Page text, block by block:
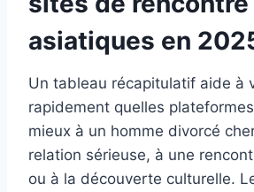
asiatiques en
Un tableau récapitulatif aide à
rapidement quelles
mieux à un homme divorcé
relation sérieuse, à une
ou à la découverte culturelle.